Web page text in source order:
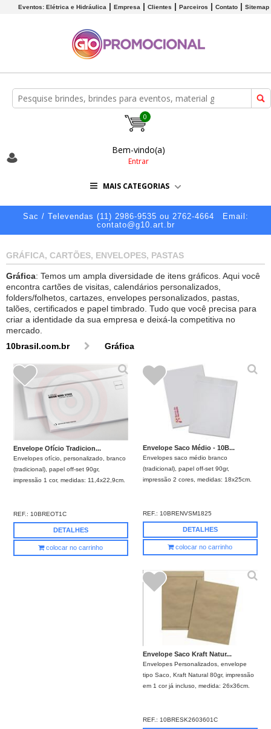
Eventos: Elétrica e Hidráulica Empresa Clientes Parceiros Contato Sitemap
0
Bem-vindo(a)
Entrar
MAIS CATEGORIAS
Sac / Televendas (11) 2986-9535 ou 2762-4664
Email:
contato@g10.art.br
GRÁFICA, CARTÕES, ENVELOPES, PASTAS
Gráfica: Temos um ampla diversidade de itens gráficos. Aqui você
encontra cartões de visitas, calendários personalizados,
folders/folhetos, cartazes, envelopes personalizados, pastas,
talões, certificados e papel timbrado. Tudo que você precisa para
criar a identidade da sua empresa e deixá-la competitiva no
mercado.
10brasil.com.br
Gráfica
Envelope Ofício Tradicion...
Envelopes ofício, personalizado, branco
(tradicional), papel off-set 90gr,
impressão 1 cor, medidas: 11,4x22,9cm.
REF.: 10BREOT1C
DETALHES
colocar no carrinho
Envelope Saco Médio - 10B...
Envelopes saco médio branco
(tradicional), papel off-set 90gr,
impressão 2 cores, medidas: 18x25cm.
REF.: 10BRENVSM1825
DETALHES
colocar no carrinho
Envelope Saco Kraft Natur...
Envelopes Personalizados, envelope
tipo Saco, Kraft Natural 80gr, impressão
em 1 cor já incluso, medida: 26x36cm.
REF.: 10BRESK2603601C